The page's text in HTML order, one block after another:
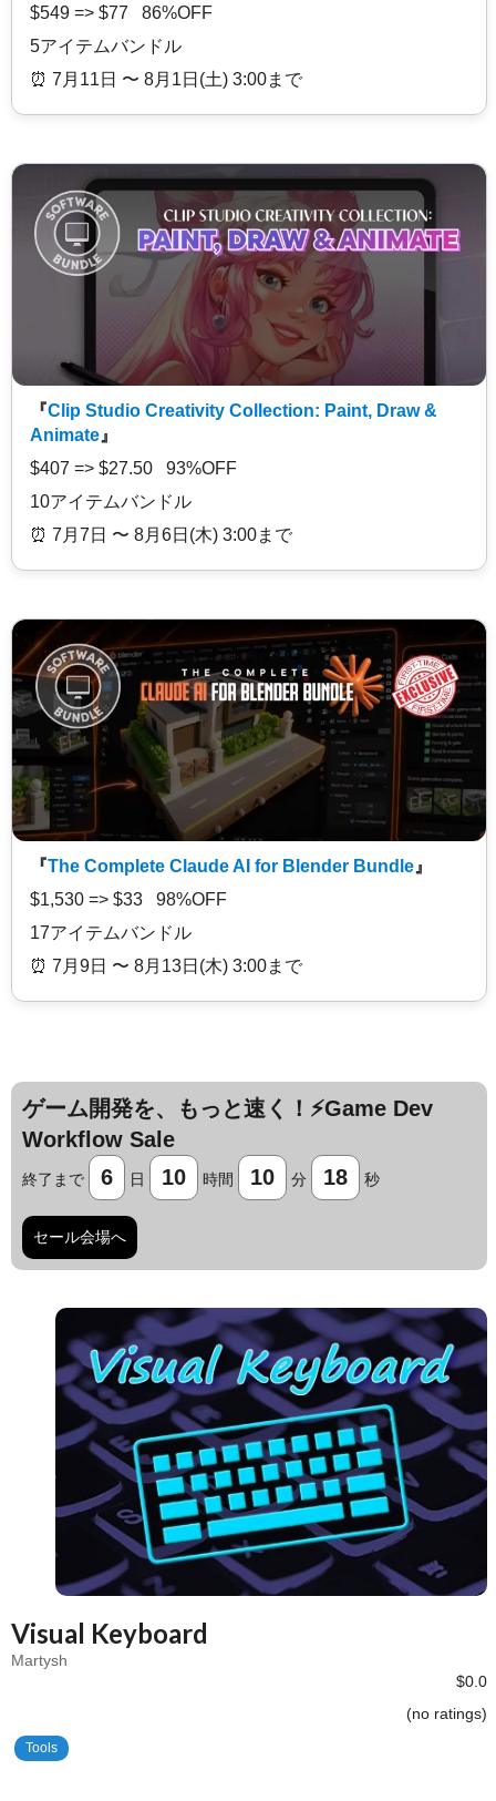
$549 => $77 86%OFF
5アイテムバンドル
⏰️ 7月11日 〜 8月1日(土) 3:00まで
『Clip Studio Creativity Collection: Paint, Draw &
Animate 』
$407 => $27.50 93%OFF
10アイテムバンドル
⏰️ 7月7日 〜 8月6日(木) 3:00まで
『The Complete Claude AI for Blender Bundle 』
$1,530 => $33 98%OFF
17アイテムバンドル
⏰️ 7月9日 〜 8月13日(木) 3:00まで
ゲーム開発を、もっと速く！⚡️Game Dev
Workflow Sale
終了まで 6 日 10 時間 10 分 17 秒
セール会場へ
Visual Keyboard
Martysh
$0.0
(no ratings)
Tools